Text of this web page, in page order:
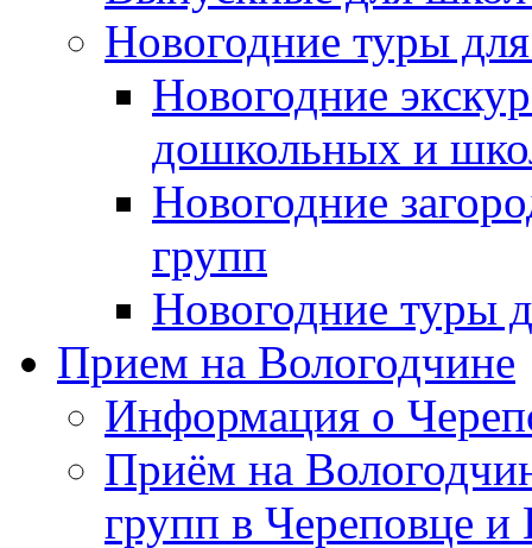
Новогодние туры
Новогодние
дошкольных и
Новогодние
групп
Новогодние туры
Прием на Вологодчине
Информация о
Приём на
групп в Череповце и